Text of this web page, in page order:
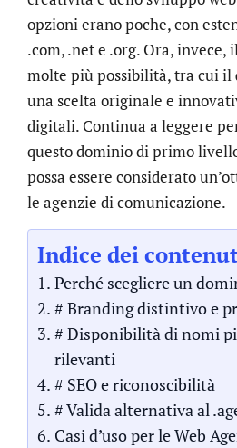
opzioni erano poche, con
.com, .net e .org. Ora, invece,
molte più possibilità, tra cui il
una scelta originale e
digitali. Continua a leggere
questo dominio di primo
possa essere considerato
le agenzie di comunicazione.
Indice dei
Perché scegliere un
# Branding distintivo e
# Disponibilità di nomi
rilevanti
# SEO e riconoscibilità
# Valida alternativa al
Casi d’uso per le Web